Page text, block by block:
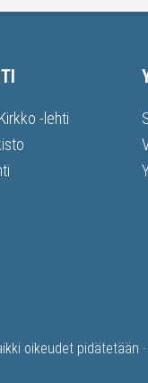
-lehti
oikeudet pidätetään ·